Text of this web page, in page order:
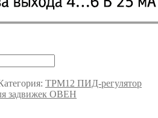
ТРМ12 ПИД-регулятор
задвижек ОВЕН